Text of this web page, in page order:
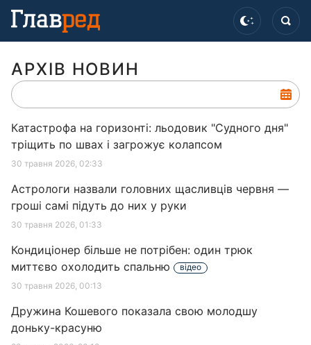
АРХІВ НОВИН
Катастрофа на горизонті: льодовик "Судного дня"
тріщить по швах і загрожує колапсом
30 травня 2026, 02:33
Астрологи назвали головних щасливців червня —
гроші самі підуть до них у руки
30 травня 2026, 01:33
Кондиціонер більше не потрібен: один трюк
миттєво охолодить спальню
відео
30 травня 2026, 00:13
Дружина Кошевого показала свою молодшу
доньку-красуню